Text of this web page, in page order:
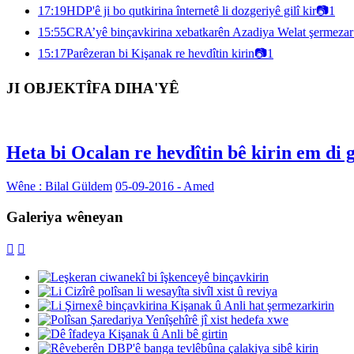
17:19HDP'ê ji bo qutkirina înternetê li dozgeriyê gilî kir📷1
15:55CRA’yê binçavkirina xebatkarên Azadiya Welat
15:17Parêzeran bi Kişanak re hevdîtin kirin📷1
JI OBJEKTÎFA DIHA'YÊ
Heta bi Ocalan re hevdîtin bê kirin em di
Wêne : Bilal Güldem 05-09-2016 - Amed
Galeriya wêneyan
 